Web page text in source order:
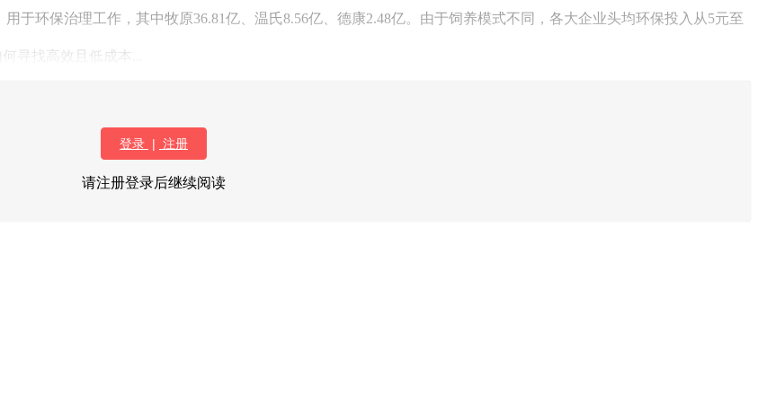
于环保治理工作，其中牧原36.81亿、温氏8.56亿、德康2.48亿。由于饲养模式不同，各大企业头均环保投入从5元至
寻找高效且低成本...
登录 | 注册
请注册登录后继续阅读